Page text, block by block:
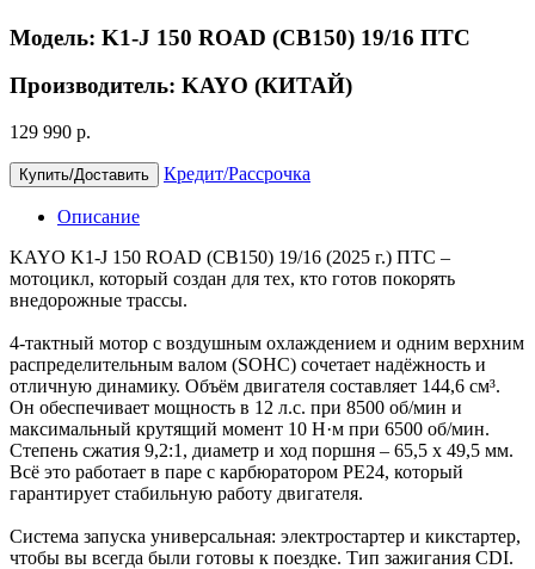
Модель: K1-J 150 ROAD (CB150) 19/16 ПТС
Производитель: KAYO (КИТАЙ)
129 990 р.
Купить/Доставить Кредит/Рассрочка
Описание
KAYO K1-J 150 ROAD (CB150) 19/16 (2025 г.) ПТС –
мотоцикл, который создан для тех, кто готов покорять
внедорожные трассы.
4-тактный мотор с воздушным охлаждением и одним верхним
распределительным валом (SOHC) сочетает надёжность и
отличную динамику. Объём двигателя составляет 144,6 см³.
Он обеспечивает мощность в 12 л.с. при 8500 об/мин и
максимальный крутящий момент 10 Н·м при 6500 об/мин.
Степень сжатия 9,2:1, диаметр и ход поршня – 65,5 x 49,5 мм.
Всё это работает в паре с карбюратором PE24, который
гарантирует стабильную работу двигателя.
Система запуска универсальная: электростартер и кикстартер,
чтобы вы всегда были готовы к поездке. Тип зажигания CDI.